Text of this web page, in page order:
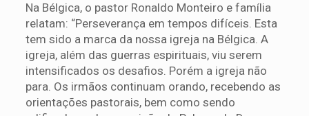
Na Bélgica, o pastor Ronaldo Monteiro e família
relatam: “Perseverança em tempos difíceis. Esta
tem sido a marca da nossa igreja na Bélgica. A
igreja, além das guerras espirituais, viu serem
intensificados os desafios. Porém a igreja não
para. Os irmãos continuam orando, recebendo as
orientações pastorais, bem como sendo